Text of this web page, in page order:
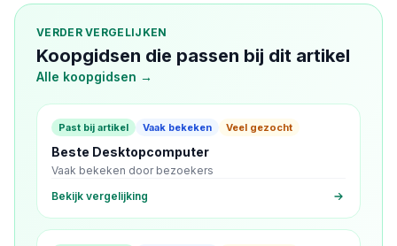
VERDER VERGELIJKEN
Koopgidsen die passen bij dit artikel
Alle koopgidsen →
Past bij artikel Vaak bekeken Veel gezocht
Beste Desktopcomputer
Vaak bekeken door bezoekers
Bekijk vergelijking